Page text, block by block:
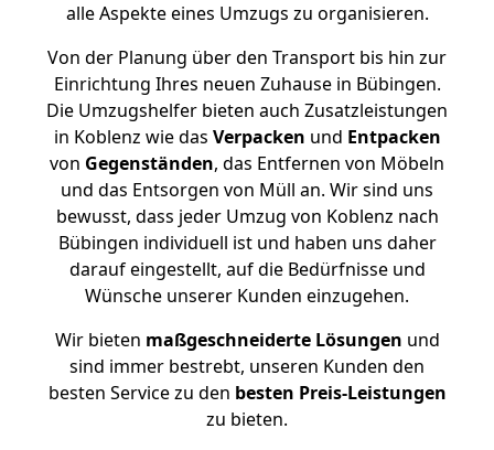
alle Aspekte eines Umzugs zu organisieren.
Von der Planung über den Transport bis hin zur
Einrichtung Ihres neuen Zuhause in Bübingen.
Die Umzugshelfer bieten auch Zusatzleistungen
in Koblenz wie das Verpacken und Entpacken
von Gegenständen, das Entfernen von Möbeln
und das Entsorgen von Müll an. Wir sind uns
bewusst, dass jeder Umzug von Koblenz nach
Bübingen individuell ist und haben uns daher
darauf eingestellt, auf die Bedürfnisse und
Wünsche unserer Kunden einzugehen.
Wir bieten maßgeschneiderte Lösungen und
sind immer bestrebt, unseren Kunden den
besten Service zu den besten Preis-Leistungen
zu bieten.